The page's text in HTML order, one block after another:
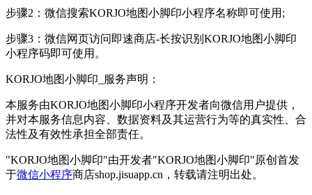
步骤2：微信搜索KORJO地图小脚印小程序名称即可使用;
步骤3：微信网页访问即速商店-长按识别KORJO地图小脚印
小程序码即可使用。
KORJO地图小脚印_服务声明：
本服务由KORJO地图小脚印小程序开发者向微信用户提供，
并对本服务信息内容、数据资料及其运营行为等的真实性、合
法性及有效性承担全部责任。
"KORJO地图小脚印"由开发者"KORJO地图小脚印"原创首发
于微信小程序商店shop.jisuapp.cn，转载请注明出处。